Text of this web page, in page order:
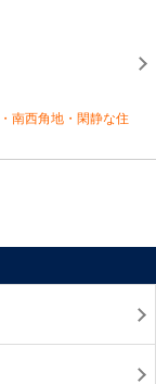
南西角地・閑静な住